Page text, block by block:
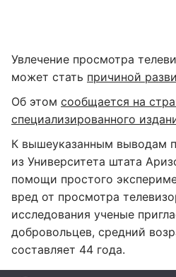
Увлечение просмотра
может стать причиной
Об этом сообщается на
специализированного
К вышеуказанным выводам
из Университета штата
помощи простого
вред от просмотра
исследования ученые
добровольцев, средний
составляет 44 года.